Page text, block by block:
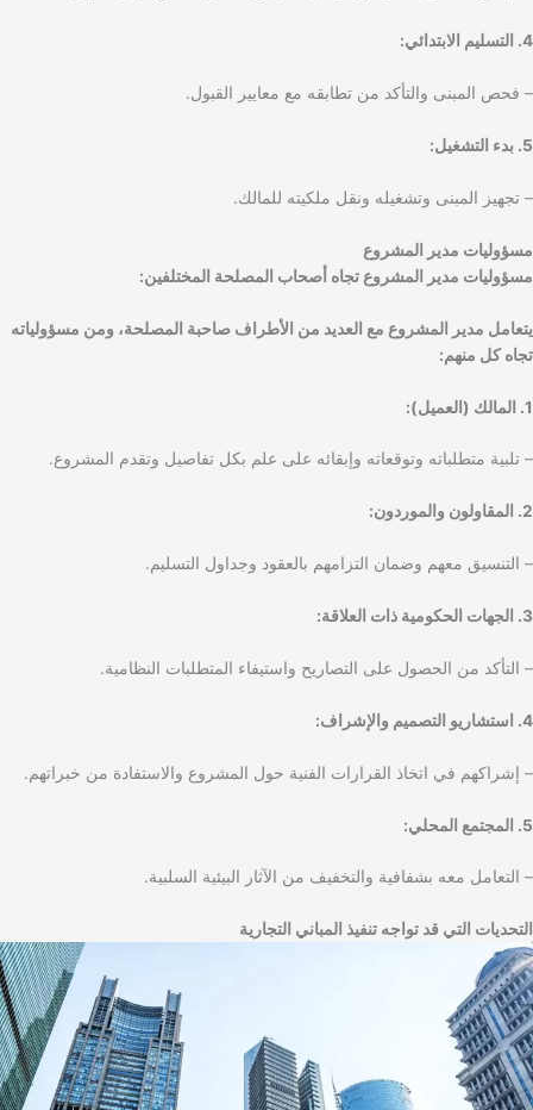
4. التسليم الابتدائي:
– فحص المبنى والتأكد من تطابقه مع معايير القبول.
5. بدء التشغيل:
– تجهيز المبنى وتشغيله ونقل ملكيته للمالك.
مسؤوليات مدير المشروع
مسؤوليات مدير المشروع تجاه أصحاب المصلحة المختلفين:
يتعامل مدير المشروع مع العديد من الأطراف صاحبة المصلحة، ومن مسؤولياته
تجاه كل منهم:
1. المالك (العميل):
– تلبية متطلباته وتوقعاته وإبقائه على علم بكل تفاصيل وتقدم المشروع.
2. المقاولون والموردون:
– التنسيق معهم وضمان التزامهم بالعقود وجداول التسليم.
3. الجهات الحكومية ذات العلاقة:
– التأكد من الحصول على التصاريح واستيفاء المتطلبات النظامية.
4. استشاريو التصميم والإشراف:
– إشراكهم في اتخاذ القرارات الفنية حول المشروع والاستفادة من خبراتهم.
5. المجتمع المحلي:
– التعامل معه بشفافية والتخفيف من الآثار البيئية السلبية.
التحديات التي قد تواجه تنفيذ المباني التجارية